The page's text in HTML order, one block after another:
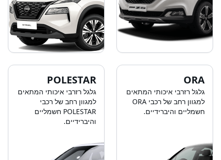
ORA
גלגל רזרבי איכותי המתאים
למגוון רחב של רכבי ORA
חשמליים והיברידיים.
POLESTAR
גלגל רזרבי איכותי המתאים
למגוון רחב של רכבי
POLESTAR חשמליים
והיברידיים.